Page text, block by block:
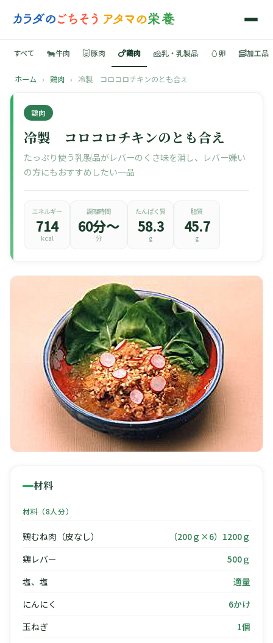
📚
🧀
すべて 🐄牛肉 🐷豚肉 🍗鶏肉 🧀乳・乳製品 🥚卵 🥓加工品
ホーム › 鶏肉 › 冷製 コロコロチキンのとも合え
鶏肉
冷製 コロコロチキンのとも合え
たっぷり使う乳製品がレバーのくさ味を消し、レバー嫌い
の方にもおすすめしたい一品
エネルギー
714
kcal
調理時間
60分〜
分
たんぱく質
58.3
g
脂質
45.7
g
材料
材料（8人分）
鶏むね肉（皮なし）
（200ｇ×6）1200ｇ
鶏レバー
500ｇ
塩、塩
適量
にんにく
6かけ
玉ねぎ
1個